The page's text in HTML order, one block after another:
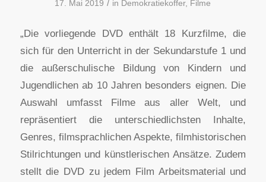
17. Mai 2019 / in Demokratiekoffer, Filme
„Die vorliegende DVD enthält 18 Kurzfilme, die
sich für den Unterricht in der Sekundarstufe 1 und
die außerschulische Bildung von Kindern und
Jugendlichen ab 10 Jahren besonders eignen. Die
Auswahl umfasst Filme aus aller Welt, und
repräsentiert die unterschiedlichsten Inhalte,
Genres, filmsprachlichen Aspekte, filmhistorischen
Stilrichtungen und künstlerischen Ansätze. Zudem
stellt die DVD zu jedem Film Arbeitsmaterial und